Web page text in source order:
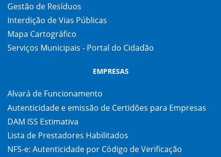
Gestão de Resíduos
Interdição de Vias Públicas
Mapa Cartográfico
Serviços Municipais - Portal do Cidadão
EMPRESAS
Alvará de Funcionamento
Autenticidade e emissão de Certidões para Empresas
DAM ISS Estimativa
Lista de Prestadores Habilitados
NFS-e: Autenticidade por Código de Verificação